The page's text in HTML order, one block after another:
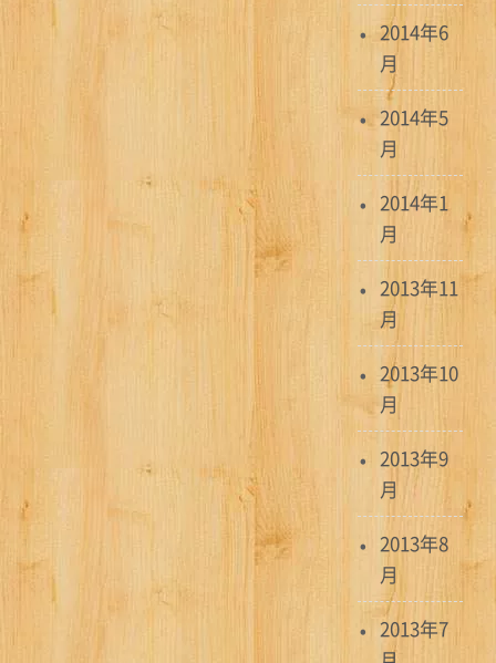
2014年6
月
2014年5
月
2014年1
月
2013年11
月
2013年10
月
2013年9
月
2013年8
月
2013年7